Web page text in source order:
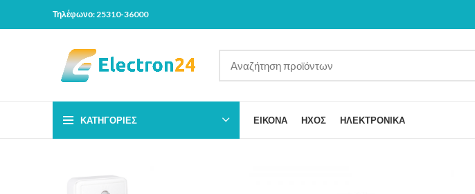
Τηλέφωνο: 25310-36000
ΚΑΤΗΓΟΡΊΕΣ ΕΙΚΟΝΑ ΗΧΟΣ ΗΛΕΚΤΡΟΝΙΚΑ